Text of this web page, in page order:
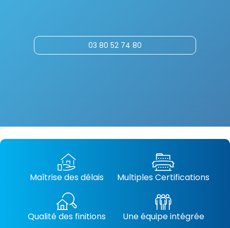
03 80 52 74 80
Maîtrise des délais Multiples Certifications
Qualité des finitions Une équipe intégrée